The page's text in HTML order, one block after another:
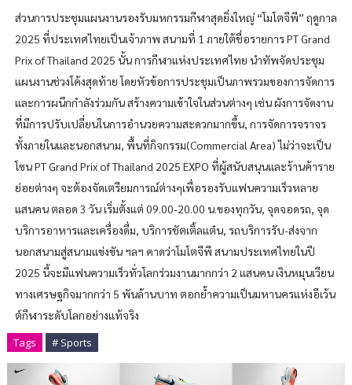
ส่วนการประชุมแผนงานรองรับมหกรรมกีฬาสุดยิ่งใหญ่ “โมโตจีพี” ฤดูกาล
2025 ที่ประเทศไทยเป็นเจ้าภาพ สนามที่ 1 ภายใต้ชื่อรายการ PT Grand
Prix of Thailand 2025 นั้น การกีฬาแห่งประเทศไทย นำทัพจัดประชุม
แผนงานช่วงโค้งสุดท้าย โดยหัวข้อการประชุมเป็นภาพรวมของการจัดการ
และการผนึกกำลังร่วมกัน สร้างความเข้าใจในส่วนต่างๆ เช่น ผังการจัดงาน
ที่มีการปรับเปลี่ยนในการอำนวยความสะดวกมากขึ้น, การจัดการจราจร
ทั้งภายในและนอกสนาม, พื้นที่กิจกรรม(Commercial Area) ไม่ว่าจะเป็น
โซน PT Grand Prix of Thailand 2025 EXPO ที่ผู้สนับสนุนและร้านค้าราย
ย่อยต่างๆ จะต้องจัดเตรียมการณ์ต่างๆเพื่อรองรับแฟนความเร็วหลาย
แสนคน ตลอด 3 วัน เริ่มตั้งแต่ 09.00-20.00 น.ของทุกวัน, จุดจอดรถ, จุด
บริการอาหารและเครื่องดื่ม, บริการชัตเติ้ลแต๋น, รถบริการรับ-ส่งจาก
นอกสนามสู่สนามแข่งขัน ฯลฯ คาดว่าโมโตจีพี สนามประเทศไทยในปี
2025 นี้จะมีแฟนความเร็วทั่วโลกร่วมงานมากกว่า 2 แสนคน เงินหมุนเวียน
ทางเศรษฐกิจมากกว่า 5 พันล้านบาท ตอกย้ำความเป็นมหานครแห่งอีเว้น
ต์กีฬาระดับโลกอย่างแท้จริง
Tags
# Sports